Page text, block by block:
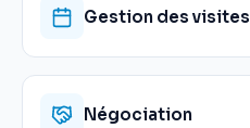
Gestion des visites
Négociation